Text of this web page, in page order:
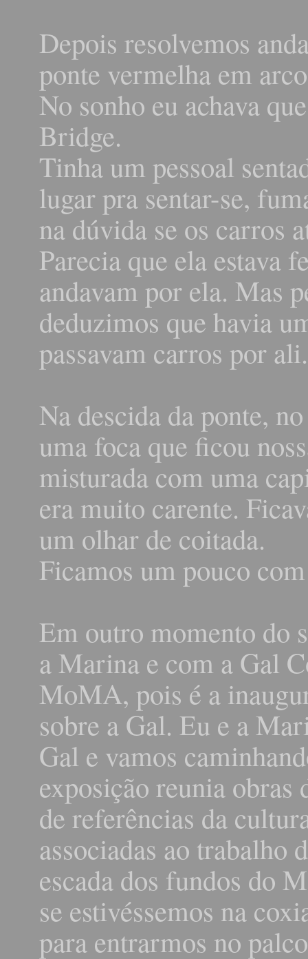
Depois resolvemos
ponte vermelha em
No sonho eu achava
Bridge.
Tinha um pessoal
lugar pra sentar-se,
na dúvida se os carros
Parecia que ela estava
andavam por ela. Mas
deduzimos que havia
passavam carros por ali.
Na descida da ponte,
uma foca que ficou
misturada com uma
era muito carente.
um olhar de coitada.
Ficamos um pouco
Em outro momento do
a Marina e com a Gal
MoMA, pois é a
sobre a Gal. Eu e a
Gal e vamos
exposição reunia
de referências da
associadas ao trabalho
escada dos fundos do
se estivéssemos na
para entrarmos no